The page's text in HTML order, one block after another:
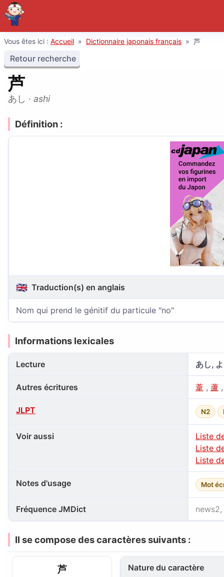
Vous êtes ici : Accueil » Dictionnaire japonais français » 芦
Retour recherche
芦
あし · ashi
Définition :
🇬🇧 Traduction(s) en anglais
Nom qui prend le génitif du particule "no"
Informations lexicales
Lecture あし,
Autres écritures 葦 , 蘆
JLPT N2
Voir aussi
Liste
Liste
Liste
Notes d'usage Mot
Fréquence JMDict
Il se compose des caractères suivants :
芦 Nature du caractère